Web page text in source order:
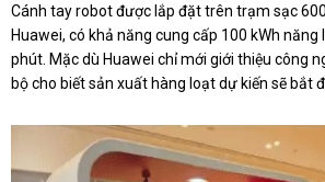
Cánh tay robot được lắp đặt trên trạm sạc
Huawei, có khả năng cung cấp 100 kWh
phút. Mặc dù Huawei chỉ mới giới thiệu công
bộ cho biết sản xuất hàng loạt dự kiến sẽ bắt